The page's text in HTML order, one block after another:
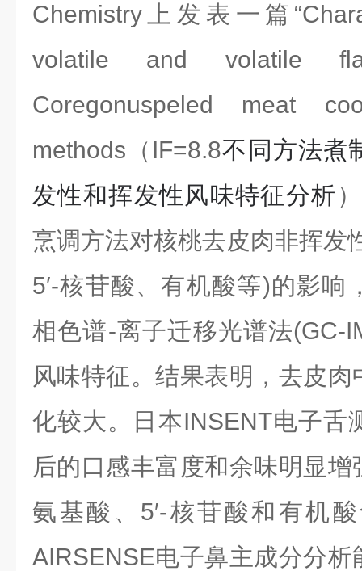
Chemistry 上发表一篇
volatile and volatile
Coregonuspeled meat
methods （ IF=8.8不同方法煮
发性和挥发性风味特征分析 ）
烹调方法对核桃去皮肉非挥发
5′-核苷酸、有机酸等)的影响
相色谱-离子迁移光谱法(GC-
风味特征。结果表明，去皮
化较大。日本INSENT电子舌
后的口感丰富度和余味明显
氨基酸、 5′-核苷酸和有机
AIRSENSE电子鼻主成分分